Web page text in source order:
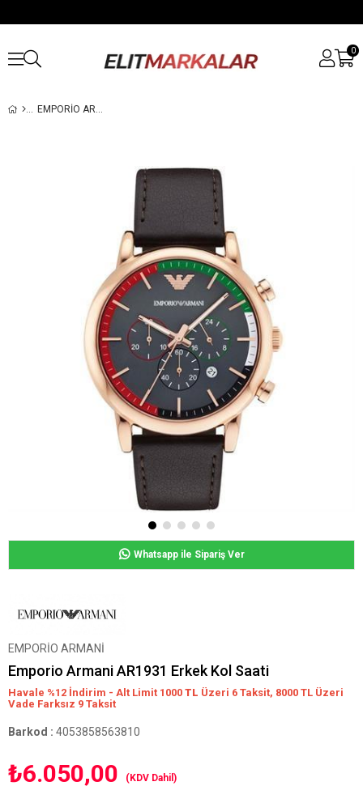
0
EMPORIO ARMANI AR1931 ERKEK KOL SAATI
Whatsapp ile Sipariş Ver
EMPORİO ARMANİ
Emporio Armani AR1931 Erkek Kol Saati
Havale %12 İndirim - Alt Limit 1000 TL Üzeri 6 Taksit, 8000 TL Üzeri
Vade Farksız 9 Taksit
Barkod : 4053858563810
₺6.050,00 (KDV Dahil)